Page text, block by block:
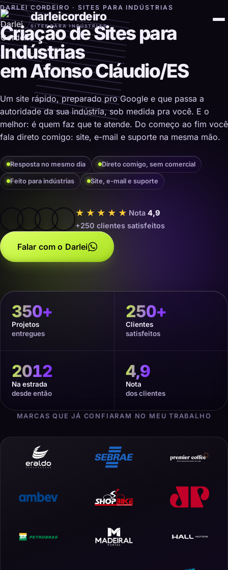
darleicordeiro
SITES PARA INDÚSTRIAS
DARLEI CORDEIRO · SITES PARA INDÚSTRIAS
Criação de Sites para
Indústrias
em Afonso Cláudio/ES
Um site rápido, preparado pro Google e que passa a
autoridade da sua indústria, sob medida pra você. E o
melhor: é quem faz que te atende. Do começo ao fim você
fala direto comigo: site, e-mail e suporte na mesma mão.
Resposta no mesmo dia Direto comigo, sem comercial
Feito para indústrias Site, e-mail e suporte
★★★★★ Nota 4,9
+250 clientes satisfeitos
Falar com o Darlei
350+
Projetos
entregues
250+
Clientes
satisfeitos
2012
Na estrada
desde então
4,9
Nota
dos clientes
MARCAS QUE JÁ CONFIARAM NO MEU TRABALHO